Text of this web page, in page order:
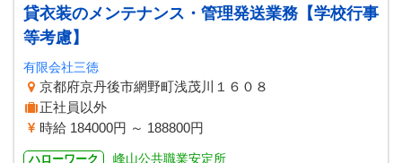
貸衣装のメンテナンス・管理発送業務【学校行事
等考慮】
有限会社三徳
京都府京丹後市網野町浅茂川１６０８
正社員以外
時給 184000円 ～ 188800円
ハローワーク 峰山公共職業安定所